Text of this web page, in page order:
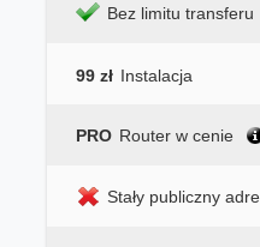
Bez limitu transferu
99 zł Instalacja
PRO Router w cenie
Stały publiczny